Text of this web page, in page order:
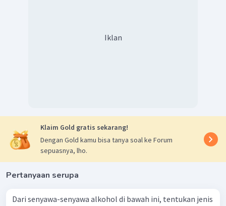
Iklan
Klaim Gold gratis sekarang!
Dengan Gold kamu bisa tanya soal ke Forum
sepuasnya, lho.
Pertanyaan serupa
Dari senyawa-senyawa alkohol di bawah ini, tentukan jenis